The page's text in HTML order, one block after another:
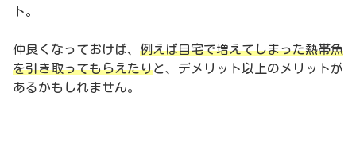
ト。
仲良くなっておけば、 例えば自宅で増えてしまった熱帯魚
を引き取ってもらえたりと、デメリット以上のメリットが
あるかもしれません。